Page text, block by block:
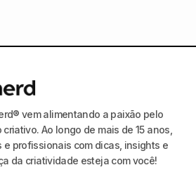
vem alimentando a paixão pelo
Ao longo de mais de 15 anos,
profissionais com dicas, insights e
da criatividade esteja com você!